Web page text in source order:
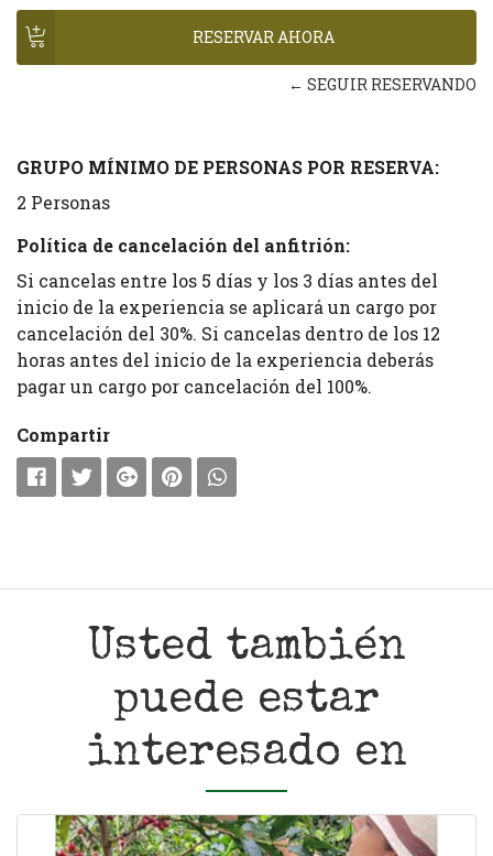
← SEGUIR RESERVANDO
GRUPO MÍNIMO DE PERSONAS POR RESERVA:
2 Personas
Política de cancelación del anfitrión:
Si cancelas entre los 5 días y los 3 días antes del
inicio de la experiencia se aplicará un cargo por
cancelación del 30%. Si cancelas dentro de los 12
horas antes del inicio de la experiencia deberás
pagar un cargo por cancelación del 100%.
Compartir
Usted también
puede estar
interesado en